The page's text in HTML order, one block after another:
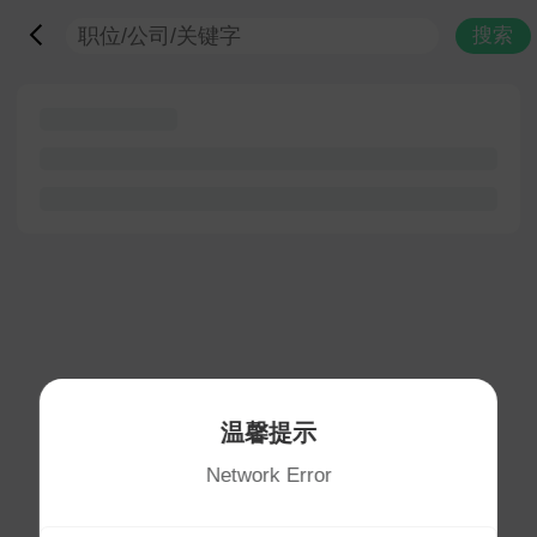
搜索
温馨提示
Network Error